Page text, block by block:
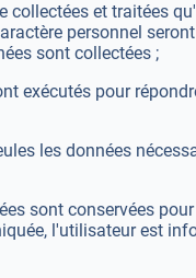
collectées et traitées
personnel
sont collectées ;
exécutés pour
les données
sont conservées
l'utilisateur est